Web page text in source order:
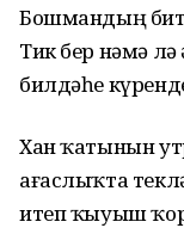
Бошмандың
Тик бер нәмә лә
билдәһе
Хан ҡатынын
ағаслыҡта
итеп ҡыуыш